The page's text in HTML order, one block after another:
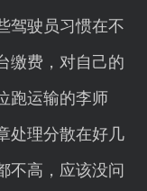
驾驶员习惯在不
缴费，对自己的
跑运输的李师
处理分散在好几
不高，应该没问